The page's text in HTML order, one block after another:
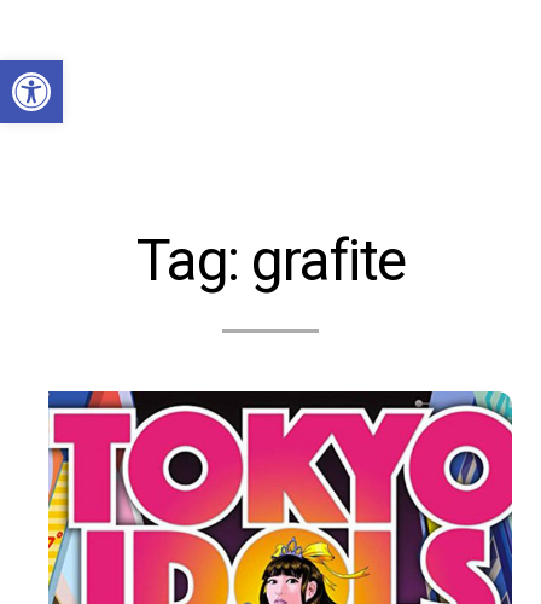
Abrir a barra de ferramentas
Tag: grafite